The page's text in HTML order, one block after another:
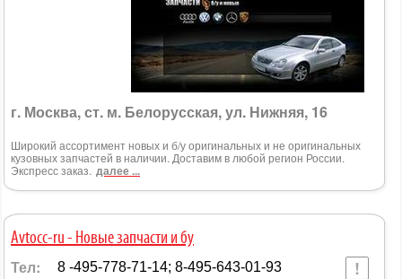
г. Москва, ст. м. Белорусская, ул. Нижняя, 16
Широкий ассортимент новых и б/у оригинальных и не оригинальных
кузовных запчастей в наличии. Доставим в любой регион России.
Экспресс заказ. далее ...
Avtocc-ru - Новые запчасти и бу
Тел: 8 -495-778-71-14; 8-495-643-01-93